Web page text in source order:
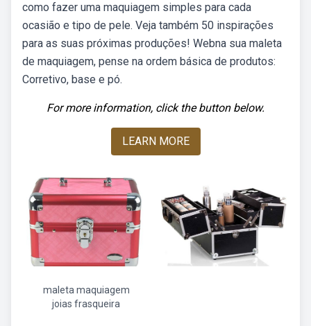
como fazer uma maquiagem simples para cada
ocasião e tipo de pele. Veja também 50 inspirações
para as suas próximas produções! Webna sua maleta
de maquiagem, pense na ordem básica de produtos:
Corretivo, base e pó.
For more information, click the button below.
LEARN MORE
maleta maquiagem
joias frasqueira